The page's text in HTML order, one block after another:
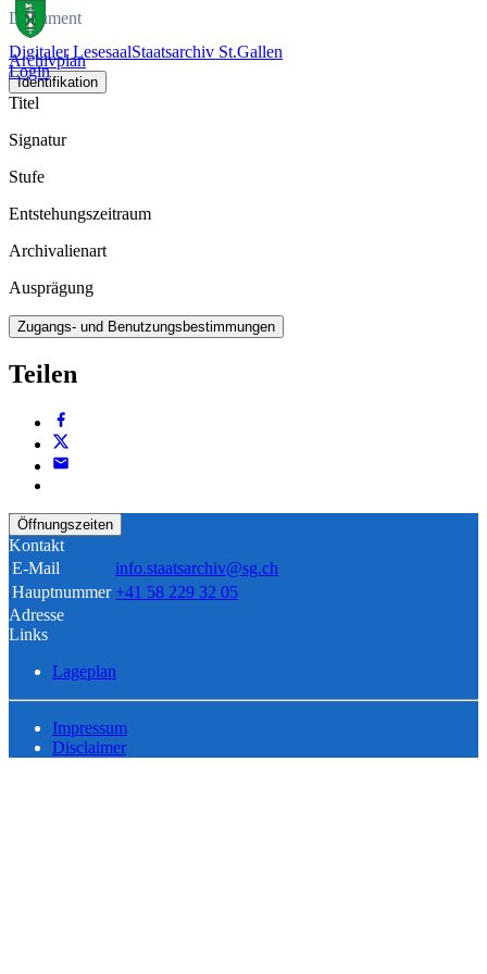
Digitaler LesesaalStaatsarchiv St.Gallen
Login
Dokument
Archivplan
Identifikation
Titel
Signatur
Stufe
Entstehungszeitraum
Archivalienart
Ausprägung
Zugangs- und Benutzungsbestimmungen
Teilen
Öffnungszeiten
Kontakt
E-Mail
info.staatsarchiv@sg.ch
Hauptnummer +41 58 229 32 05
Adresse
Links
Lageplan
Impressum
Disclaimer